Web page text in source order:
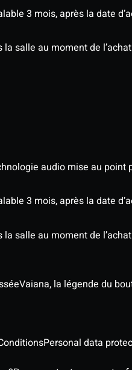
3 mois, après la date
salle au moment de
audio mise au
3 mois, après la date
salle au moment de
Vaiana, la légende du
Personal data